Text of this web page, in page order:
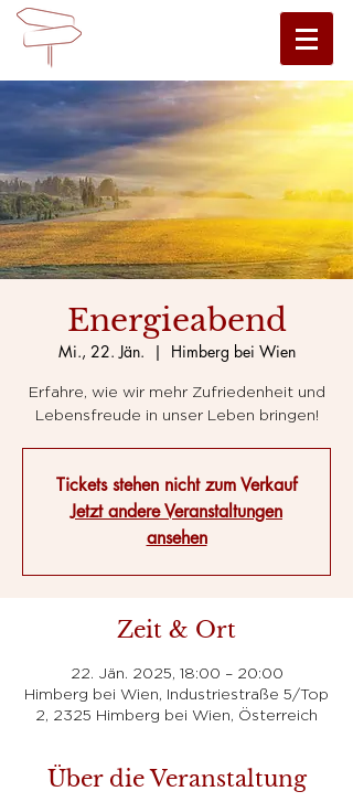
Energieabend
Mi., 22. Jän.
  |
Himberg bei Wien
Erfahre, wie wir mehr Zufriedenheit und
Lebensfreude in unser Leben bringen!
Tickets stehen nicht zum Verkauf
Jetzt andere Veranstaltungen
ansehen
Zeit & Ort
22. Jän. 2025, 18:00 – 20:00
Himberg bei Wien, Industriestraße 5/Top
2, 2325 Himberg bei Wien, Österreich
Über die Veranstaltung